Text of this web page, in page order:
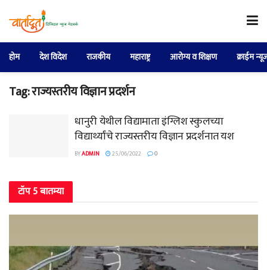
होम देश विदेश राजकीय महाराष्ट्र आरोग्य व शिक्षण क्राईम
Tag:राज्यस्तरीय विज्ञान प्रदर्शन
धानुरी येथील विद्यामाता इंग्लिश स्कुलच्या
विद्यार्थ्यांचे राज्यस्तरीय विज्ञान प्रदर्शनात यश
BYADMIN 25/06/2022 0
टॉप 5 बातम्या